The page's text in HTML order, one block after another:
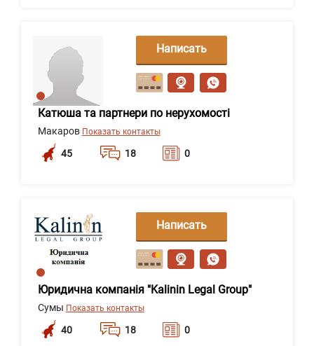
Катюша та партнери по нерухомості
Макаров Показать контакты
45 18 0
Написать
сообщение
Юридична компанія "Kalinin Legal Group"
Сумы Показать контакты
40 18 0
Написать
сообщение